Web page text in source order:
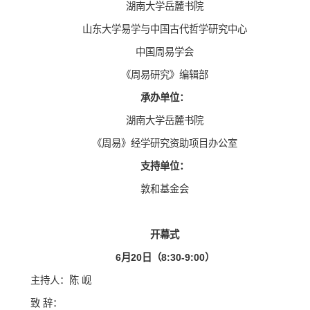
湖南大学岳麓书院
山东大学易学与中国古代哲学研究中心
中国周易学会
《周易研究》编辑部
承办单位：
湖南大学岳麓书院
《周易》经学研究资助项目办公室
支持单位：
敦和基金会
开幕式
6月20日（8:30-9:00）
主持人：陈 岘
致 辞：